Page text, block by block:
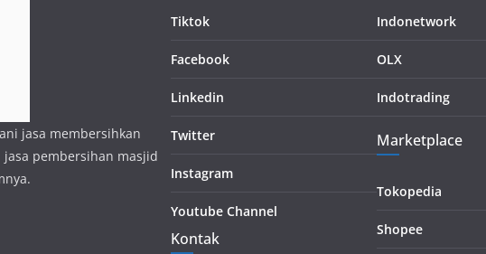
jasa membersihkan
pembersihan masjid
Tiktok
Facebook
Linkedin
Twitter
Instagram
Youtube Channel
Kontak
Indonetwork
OLX
Indotrading
Marketplace
Tokopedia
Shopee